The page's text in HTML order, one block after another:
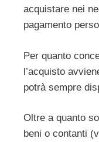
acquistare nei
pagamento
Per quanto
l’acquisto
potrà sempre
Oltre a quanto
beni o contanti